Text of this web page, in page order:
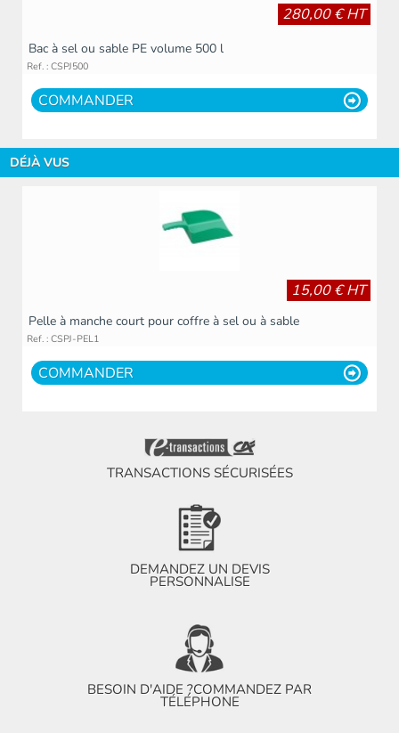
280,00 € HT
Bac à sel ou sable PE volume 500 l
Ref. : CSPJ500
COMMANDER
DÉJÀ VUS
15,00 € HT
Pelle à manche court pour coffre à sel ou à sable
Ref. : CSPJ-PEL1
COMMANDER
TRANSACTIONS SÉCURISÉES
DEMANDEZ UN DEVIS
PERSONNALISE
BESOIN D'AIDE ?COMMANDEZ PAR
TÉLÉPHONE